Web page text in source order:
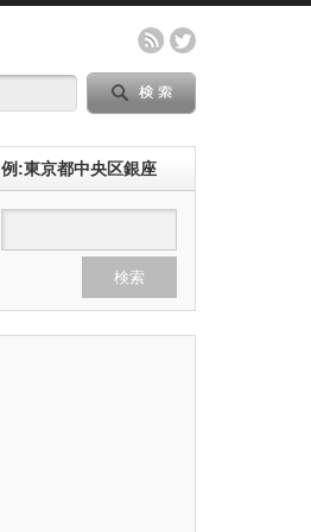
例:東京都中央区銀座